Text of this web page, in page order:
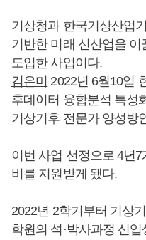
기상청과 한국기상산업
기반한 미래 신산업을
도입한 사업이다.
김은미 2022년 6월10일
후데이터 융합분석 특성
기상기후 전문가 양성방
이번 사업 선정으로 4년
비를 지원받게 됐다.
2022년 2학기부터 기상
학원의 석·박사과정 신